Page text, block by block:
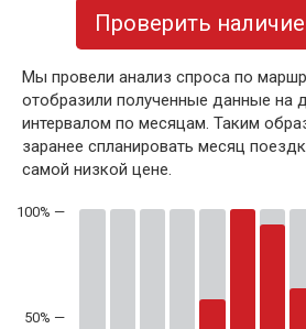
Проверить
Мы провели анализ спроса по
отобразили полученные данные на
интервалом по месяцам. Таким
заранее спланировать месяц
самой низкой цене.
50% —